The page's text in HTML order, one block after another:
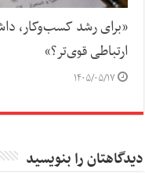
«برای رشد کسب‌وکار،
ارتباطی قوی‌تر؟»
۱۴۰۵/۰۵/۱۷
دیدگاهتان را بنویسید